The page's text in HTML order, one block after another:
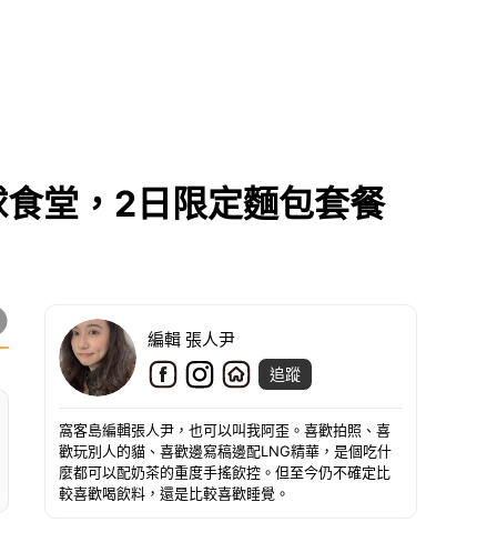
堂，2日限定麵包套餐
編輯 張人尹
追蹤
窩客島編輯張人尹，也可以叫我阿歪。喜歡拍照、喜
歡玩別人的貓、喜歡邊寫稿邊配LNG精華，是個吃什
麼都可以配奶茶的重度手搖飲控。但至今仍不確定比
較喜歡喝飲料，還是比較喜歡睡覺。